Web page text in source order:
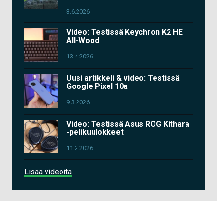
3.6.2026
Video: Testissä Keychron K2 HE
All-Wood
13.4.2026
Uusi artikkeli & video: Testissä
Google Pixel 10a
9.3.2026
Video: Testissä Asus ROG Kithara
-pelikuulokkeet
11.2.2026
Lisää videoita